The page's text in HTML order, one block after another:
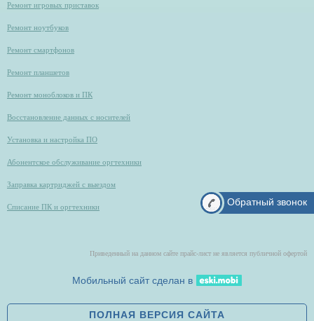
Обратный звонок
Ремонт игровых приставок
Ремонт ноутбуков
Ремонт смартфонов
Ремонт планшетов
Ремонт моноблоков и ПК
Восстановление данных с носителей
Установка и настройка ПО
Абонентское обслуживание оргтехники
Заправка картриджей с выездом
Списание ПК и оргтехники
Приведенный на данном сайте прайс-лист не является публичной офертой
Мобильный сайт сделан в
ПОЛНАЯ ВЕРСИЯ САЙТА